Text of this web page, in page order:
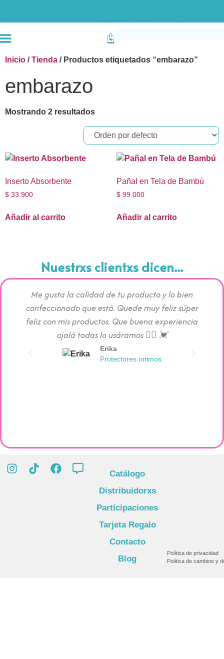
Inicio /Tienda / Productos etiquetados “embarazo”
embarazo
Mostrando 2 resultados
Inserto Absorbente
$ 33.900
Añadir al carrito
Pañal en Tela de Bambú
$99.000
Añadir al carrito
Nuestrxs clientxs dicen...
Me gusta la calidad de tu producto y lo bien
confeccionado que está. Quede muy feliz súper
feliz con mis productos. Que buena experiencia
ojalá todas lo usáramos 👯‍♀️ 💓
Erika
Protectores íntimos
Catálogo
Distribuidorxs
Participaciones
Tarjeta Regalo
Contacto
Blog
Política de privacidad
Política de cambios y